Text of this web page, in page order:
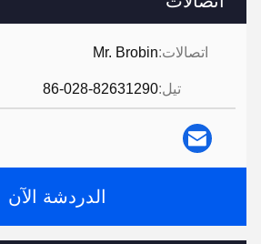
اتصالات:Mr. Brobin
تيل:86-028-82631290
الدردشة الآن